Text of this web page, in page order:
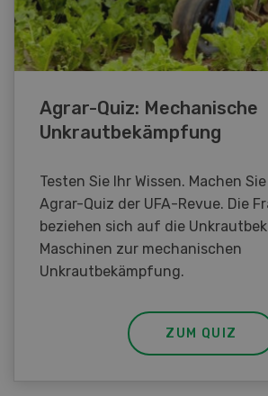
Agrar-Quiz: Mechanische
Unkrautbekämpfung
Testen Sie Ihr Wissen. Machen
Agrar-Quiz der UFA-Revue. Die
beziehen sich auf die
Maschinen zur mechanischen
Unkrautbekämpfung.
ZUM QUIZ